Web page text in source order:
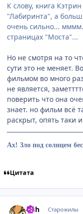
К слову, книга
"Лабиринта", а
очень сильно...
страницах "Моста"...
Но не смотря на то
сути это не меняет.
фильмом во много
не является,
поверить что она
знает. но фильм всё
раскрыт, опять таки
Ах! Зло под солнцем
Цитата
Sith Старожилы